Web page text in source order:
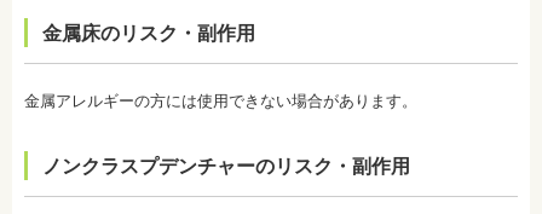
歯学博士（口腔外科学）
することが可能です。特に、塗布する時期に制限が
監修医情報 菊地由利佳先生
新潟大学医歯学総合病院にて研修
・ホワイトニング剤の影響で知覚過敏がおこるケー
スがあります。薬剤が歯の神経に強い刺激を与えて
ィスホワイトニングで使用する薬剤はホームホワイ
・歯科で行うホワイトニングでも1回の施術で思った
金属床のリスク・副作用
金属アレルギーの方には使用できない場合があります。
ノンクラスプデンチャーのリスク・副作用